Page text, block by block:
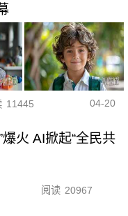
11445 04-20
爆火 AI掀起“全民共
阅读 20967